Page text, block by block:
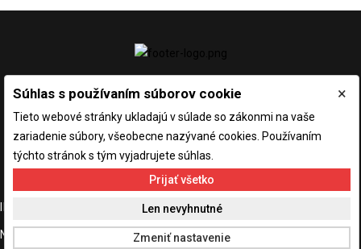
NAŠA SPOLOČNOSŤ
Súhlas s používaním súborov cookie ×
Tieto webové stránky ukladajú v súlade so zákonmi na vaše
zariadenie súbory, všeobecne nazývané cookies. Používaním
týchto stránok s tým vyjadrujete súhlas.
Prijať všetko
Len nevyhnutné
Zmeniť nastavenie